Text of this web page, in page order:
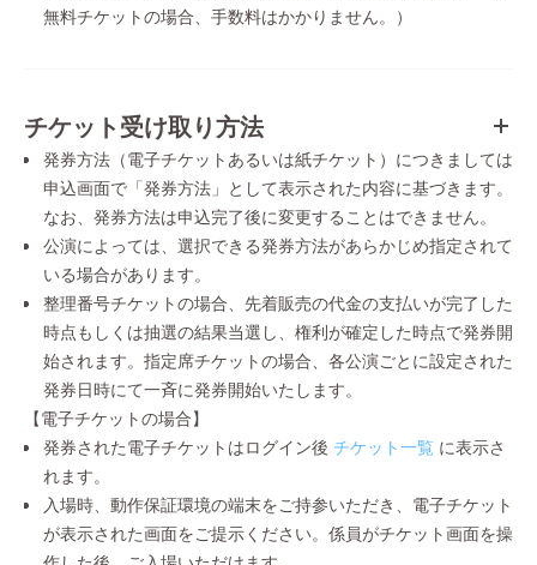
無料チケットの場合、手数料はかかりません。）
チケット受け取り方法
発券方法（電子チケットあるいは紙チケット）につきましては
申込画面で「発券方法」として表示された内容に基づきます。
なお、発券方法は申込完了後に変更することはできません。
公演によっては、選択できる発券方法があらかじめ指定されて
いる場合があります。
整理番号チケットの場合、先着販売の代金の支払いが完了した
時点もしくは抽選の結果当選し、権利が確定した時点で発券開
始されます。指定席チケットの場合、各公演ごとに設定された
発券日時にて一斉に発券開始いたします。
【電子チケットの場合】
発券された電子チケットはログイン後 チケット一覧 に表示さ
れます。
入場時、動作保証環境の端末をご持参いただき、電子チケット
が表示された画面をご提示ください。係員がチケット画面を操